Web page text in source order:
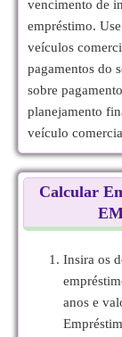
vencimento de
empréstimo.
veículos
pagamentos do
sobre
planejamento
veículo
Calcular
Insira os
anos e